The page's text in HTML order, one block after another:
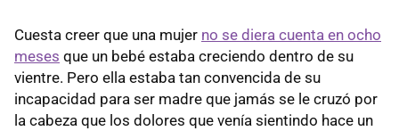
Cuesta creer que una mujer no se diera cuenta en ocho
meses que un bebé estaba creciendo dentro de su
vientre. Pero ella estaba tan convencida de su
incapacidad para ser madre que jamás se le cruzó por
la cabeza que los dolores que venía sientindo hace un